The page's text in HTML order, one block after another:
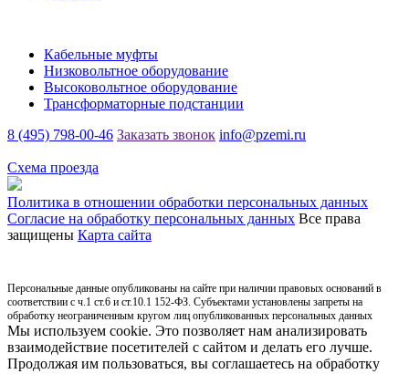
Кабельные муфты
Низковольтное оборудование
Высоковольтное оборудование
Трансформаторные подстанции
8 (495) 798-00-46 Заказать звонок info@pzemi.ru
Схема проезда
Политика в отношении обработки персональных данных
Согласие на обработку персональных данных Все права
защищены Карта сайта
Персональные данные опубликованы на сайте при наличии правовых оснований в
соответствии с ч.1 ст.6 и ст.10.1 152-ФЗ. Субъектами установлены запреты на
обработку неограниченным кругом лиц опубликованных персональных данных
Мы используем cookie. Это позволяет нам анализировать
взаимодействие посетителей с сайтом и делать его лучше.
Продолжая им пользоваться, вы соглашаетесь на обработку